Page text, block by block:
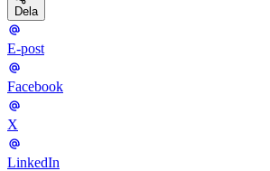
Dela
E-post
Facebook
X
LinkedIn